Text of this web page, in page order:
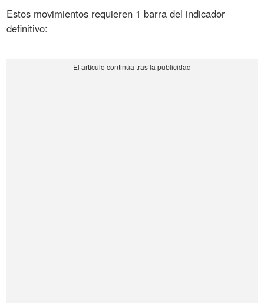
Estos movimientos requieren 1 barra del indicador
definitivo: